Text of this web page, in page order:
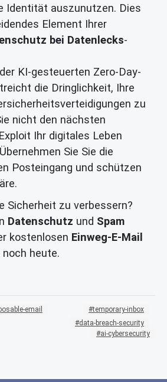
Identität auszunutzen. Dies
Element Ihrer
bei Datenlecks-
KI-gesteuerten Zero-Day-
die Dringlichkeit, Ihre
zu
nicht den nächsten
Ihr digitales Leben
Sie Sie die
Posteingang und schützen
Sicherheit zu verbessern?
Datenschutz und Spam
kostenlosen Einweg-E-Mail
heute.
email
temporary-inbox
data-breach-security
ai-cybersecurity